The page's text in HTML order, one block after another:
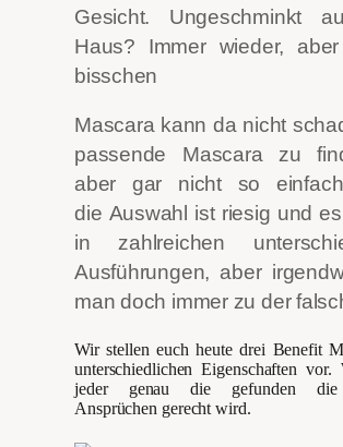
Gesicht. Ungeschminkt
Haus? Immer wieder,
bisschen
Mascara kann da nicht
passende Mascara zu
aber gar nicht so
die Auswahl ist riesig und
in zahlreichen
Ausführungen, aber
man doch immer zu der
Wir stellen euch heute drei Benefit
unterschiedlichen Eigenschaften vor.
jeder genau die gefunden die
Ansprüchen gerecht wird.